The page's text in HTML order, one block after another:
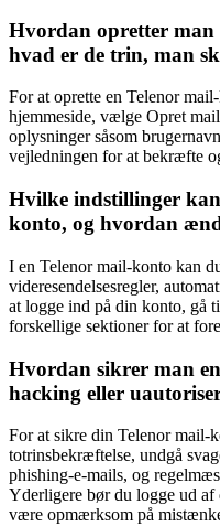
Hvordan opretter man
hvad er de trin, man
For at oprette en Telenor
hjemmeside, vælge Opret
oplysninger såsom
vejledningen for at bekræfte
Hvilke indstillinger
konto, og hvordan
I en Telenor mail-konto kan
videresendelsesregler,
at logge ind på din konto, gå
forskellige sektioner for at
Hvordan sikrer man
hacking eller
For at sikre din Telenor mail-
totrinsbekræftelse, undgå
phishing-e-mails, og
Yderligere bør du logge ud
være opmærksom på